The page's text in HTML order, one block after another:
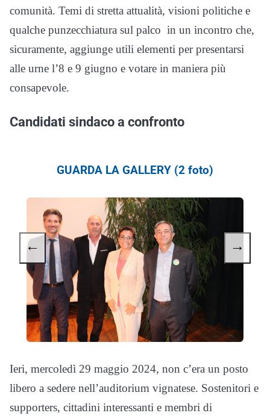
comunità. Temi di stretta attualità, visioni politiche e
qualche punzecchiatura sul palco in un incontro che,
sicuramente, aggiunge utili elementi per presentarsi
alle urne l’8 e 9 giugno e votare in maniera più
consapevole.
Candidati sindaco a confronto
GUARDA LA GALLERY (2 foto)
← →
Ieri, mercoledì 29 maggio 2024, non c’era un posto
libero a sedere nell’auditorium vignatese. Sostenitori e
supporters, cittadini interessanti e membri di